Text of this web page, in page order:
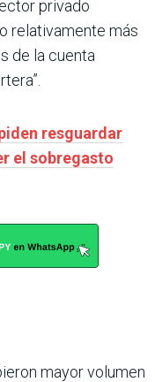
privado
relativamente más
de la cuenta
resguardar
el sobregasto
mayor volumen